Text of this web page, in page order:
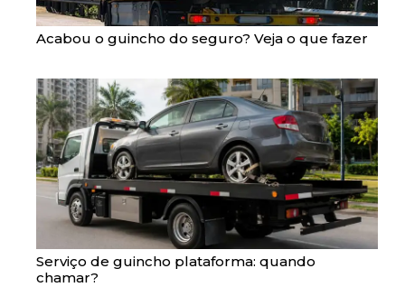
Acabou o guincho do seguro? Veja o que fazer
Serviço de guincho plataforma: quando
chamar?